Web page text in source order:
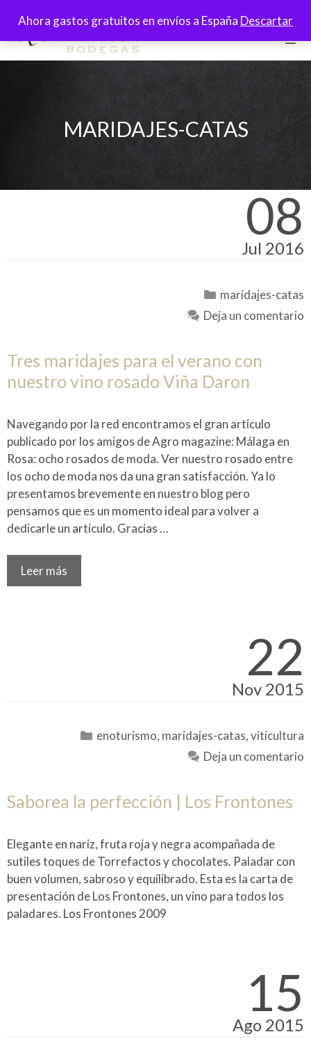
Ahora gastos gratuitos en envíos a España Descartar
contenido
MARIDAJES-CATAS
08
Jul 2016
Categorías
maridajes-catas
Deja un comentario
Tres maridajes para el verano con
nuestro vino rosado Viña Daron
Navegando por la red encontramos el gran articulo
publicado por los amigos de Agro magazine: Málaga en
Rosa: ocho rosados de moda. Ver nuestro rosado entre
los ocho de moda nos da una gran satisfacción. Ya lo
presentamos brevemente en nuestro blog pero
pensamos que es un momento ideal para volver a
dedicarle un artículo. Gracias …
Leer más
22
Nov 2015
Categorías
enoturismo, maridajes-catas,viticultura
Deja un comentario
Saborea la perfección | Los Frontones
Elegante en nariz, fruta roja y negra acompañada de
sutiles toques de Torrefactos y chocolates. Paladar con
buen volumen, sabroso y equilibrado. Esta es la carta de
presentación de Los Frontones, un vino para todos los
paladares. Los Frontones 2009
15
Ago 2015